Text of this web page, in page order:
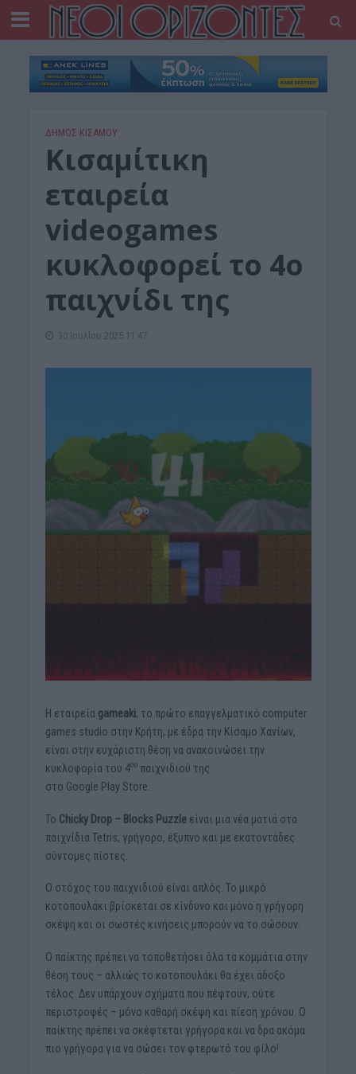
ΔΉΜΟΣ ΚΙΣΆΜΟΥ
Κισαμίτικη
εταιρεία
videοgames
κυκλοφορεί το 4ο
παιχνίδι της
30 Ιουλίου 2025 11:47
Η εταιρεία gameaki, το πρώτο επαγγελματικό computer
games studio στην Κρήτη, με έδρα την Κίσαμο Χανίων,
είναι στην ευχάριστη θέση να ανακοινώσει την
κυκλοφορία του 4ουπαιχνιδιού της
στο Google Play Store.
Το Chicky Drop – Blocks Puzzle είναι μια νέα ματιά στα
παιχνίδια Tetris, γρήγορο, έξυπνο και με εκατοντάδες
σύντομες πίστες.
Ο στόχος του παιχνιδιού είναι απλός. Το μικρό
κοτοπουλάκι βρίσκεται σε κίνδυνο και μόνο η γρήγορη
σκέψη και οι σωστές κινήσεις μπορούν να το σώσουν.
Ο παίκτης πρέπει να τοποθετήσει όλα τα κομμάτια στην
θέση τους – αλλιώς το κοτοπουλάκι θα έχει άδοξο
τέλος. Δεν υπάρχουν σχήματα που πέφτουν, ούτε
περιστροφές – μόνο καθαρή σκέψη και πίεση χρόνου. Ο
παίκτης πρέπει να σκέφτεται γρήγορα και να δρα ακόμα
πιο γρήγορα για να σώσει τον φτερωτό του φίλο!